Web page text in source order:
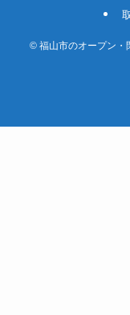
©福山市のオープン・